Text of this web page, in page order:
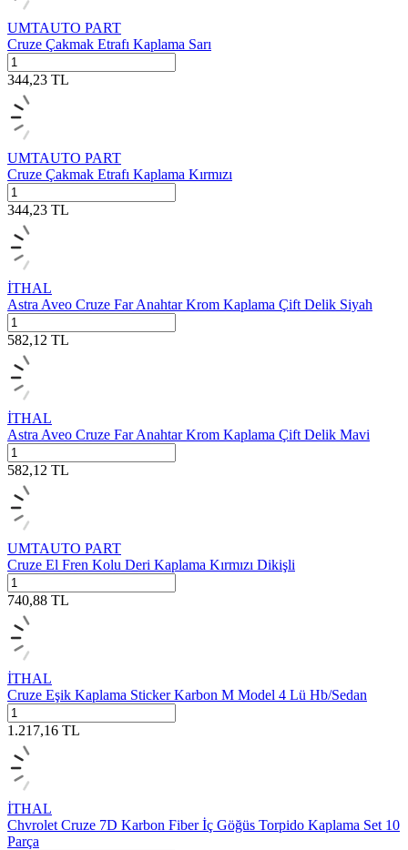
UMTAUTO PART
Cruze Çakmak Etrafı Kaplama Sarı
344,23 TL
UMTAUTO PART
Cruze Çakmak Etrafı Kaplama Kırmızı
344,23 TL
İTHAL
Astra Aveo Cruze Far Anahtar Krom Kaplama Çift Delik Siyah
582,12 TL
İTHAL
Astra Aveo Cruze Far Anahtar Krom Kaplama Çift Delik Mavi
582,12 TL
UMTAUTO PART
Cruze El Fren Kolu Deri Kaplama Kırmızı Dikişli
740,88 TL
İTHAL
Cruze Eşik Kaplama Sticker Karbon M Model 4 Lü Hb/Sedan
1.217,16 TL
İTHAL
Chvrolet Cruze 7D Karbon Fiber İç Göğüs Torpido Kaplama Set 10
Parça